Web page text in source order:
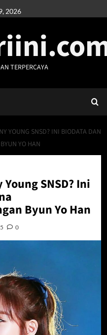
2026
TERPERCAYA
YOUNG SNSD? INI BIODATA DAN
YO HAN
SNSD? Ini
Byun Yo Han
0